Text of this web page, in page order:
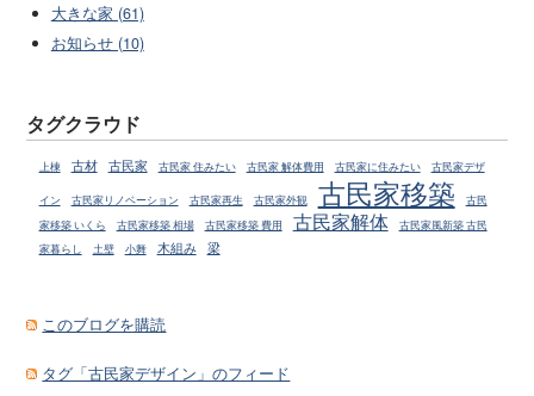
大きな家 (61)
お知らせ (10)
タグクラウド
上棟 古材 古民家 古民家 住みたい 古民家 解体費用 古民家に住みたい 古民家デザ
イン 古民家リノベーション 古民家再生 古民家外観 古民家移築
古民
家移築 いくら
古民家移築 相場 古民家移築 費用 古民家解体
古民家風新築 古民
家暮らし
土壁 小舞 木組み 梁
このブログを購読
タグ「古民家デザイン」のフィード